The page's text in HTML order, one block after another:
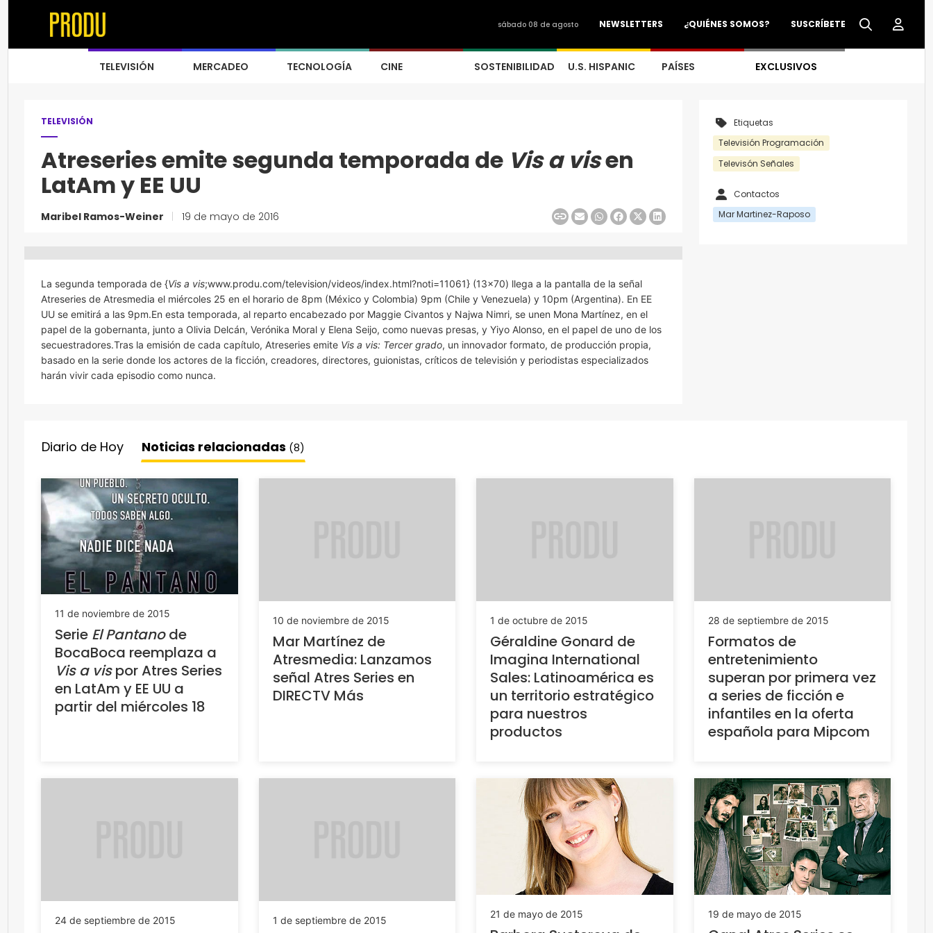
SUSCRÍBETE
¿QUIÉNES SOMOS?
NEWSLETTERS
sábado 08 de agosto
TELEVISIÓN MERCADEO TECNOLOGÍA CINE SOSTENIBILIDAD U.S. HISPANIC PAÍSES EXCLUSIVOS
TELEVISIÓN
Atreseries emite segunda temporada de Vis a visen
LatAm y EE UU
Maribel Ramos-Weiner 19 de mayo de 2016
La segunda temporada de {Vis a vis;www.produ.com/television/videos/index.html?noti=11061} (13×70) llega a la pantalla de la señal
Atreseries de Atresmedia el miércoles 25 en el horario de 8pm (México y Colombia) 9pm (Chile y Venezuela) y 10pm (Argentina). En EE
UU se emitirá a las 9pm.En esta temporada, al reparto encabezado por Maggie Civantos y Najwa Nimri, se unen Mona Martínez, en el
papel de la gobernanta, junto a Olivia Delcán, Verónika Moral y Elena Seijo, como nuevas presas, y Yiyo Alonso, en el papel de uno de los
secuestradores.Tras la emisión de cada capítulo, Atreseries emite Vis a vis: Tercer grado, un innovador formato, de producción propia,
basado en la serie donde los actores de la ficción, creadores, directores, guionistas, críticos de televisión y periodistas especializados
harán vivir cada episodio como nunca.
Etiquetas
Televisión Programación
Televisón Señales
Contactos
Mar Martinez-Raposo
Diario de Hoy Noticias relacionadas (8)
11 de noviembre de 2015
Serie El Pantanode
BocaBoca reemplaza a
Vis a vispor Atres Series
en LatAm y EE UU a
partir del miércoles 18
10 de noviembre de 2015
Mar Martínez de
Atresmedia: Lanzamos
señal Atres Series en
DIRECTV Más
1 de octubre de 2015
Géraldine Gonard de
Imagina International
Sales: Latinoamérica es
un territorio estratégico
para nuestros
productos
28 de septiembre de 2015
Formatos de
entretenimiento
superan por primera vez
a series de ficción e
infantiles en la oferta
española para Mipcom
24 de septiembre de 2015 1 de septiembre de 2015
21 de mayo de 2015 19 de mayo de 2015